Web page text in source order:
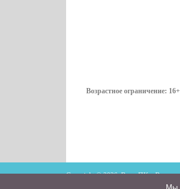
Возрастное ограничение: 16+
Copyright © 2026. ВестиПК в